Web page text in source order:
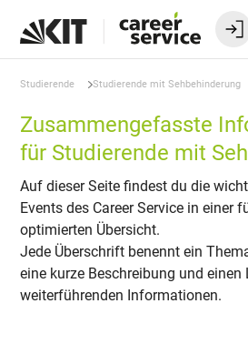
Studierende Studierende mit Sehbehinderung
Zusammengefasste
für Studierende mit
Auf dieser Seite findest du die
Events des Career Service in einer
optimierten Übersicht.
Jede Überschrift benennt ein
eine kurze Beschreibung und einen
weiterführenden Informationen.